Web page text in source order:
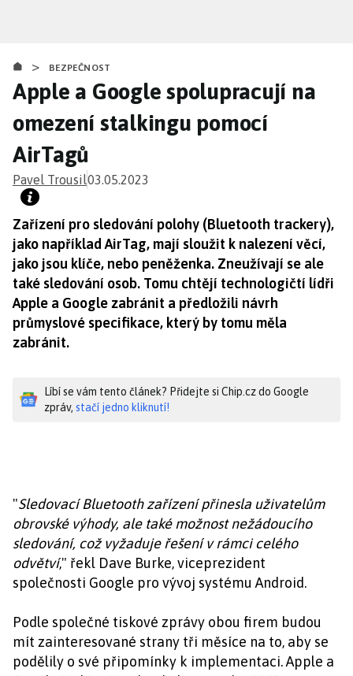
obsahu
> BEZPEČNOST
Apple a Google spolupracují na
omezení stalkingu pomocí
AirTagů
Pavel Trousil03.05.2023
Zařízení pro sledování polohy (Bluetooth trackery),
jako například AirTag, mají sloužit k nalezení věcí,
jako jsou klíče, nebo peněženka. Zneužívají se ale
také sledování osob. Tomu chtějí technologičtí lídři
Apple a Google zabránit a předložili návrh
průmyslové specifikace, který by tomu měla
zabránit.
Líbí se vám tento článek? Přidejte si Chip.cz do Google
zpráv, stačí jedno kliknutí!
"Sledovací Bluetooth zařízení přinesla uživatelům
obrovské výhody, ale také možnost nežádoucího
sledování, což vyžaduje řešení v rámci celého
odvětví," řekl Dave Burke, viceprezident
společnosti Google pro vývoj systému Android.
Podle společné tiskové zprávy obou firem budou
mít zainteresované strany tři měsíce na to, aby se
podělily o své připomínky k implementaci. Apple a